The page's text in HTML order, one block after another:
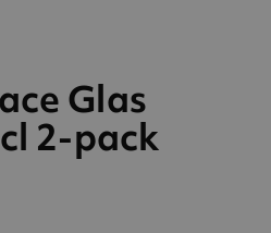
Glas
2-pack